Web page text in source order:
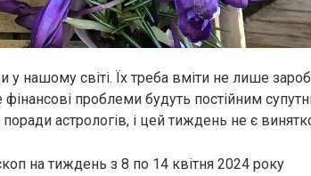
у нашому світі. Їх треба вміти не лише
фінансові проблеми будуть постійним
поради астрологів, і цей тиждень не є
на тиждень з 8 по 14 квітня 2024 року